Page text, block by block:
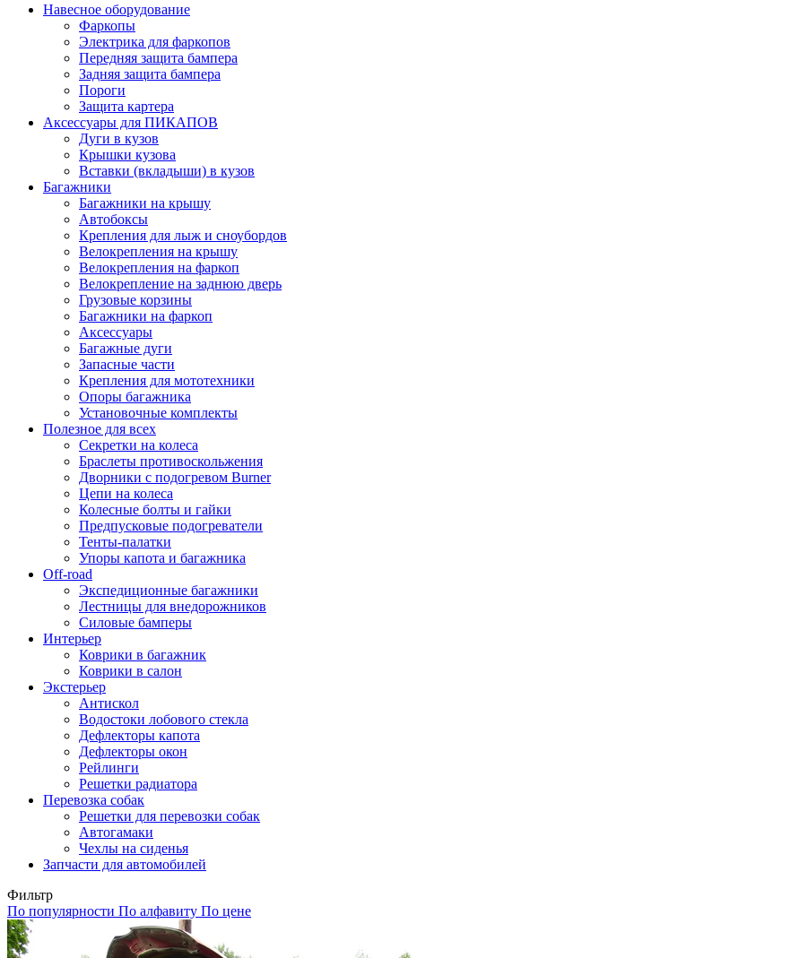
Навесное оборудование
Фаркопы
Электрика для фаркопов
Передняя защита бампера
Задняя защита бампера
Пороги
Защита картера
Аксессуары для ПИКАПОВ
Дуги в кузов
Крышки кузова
Вставки (вкладыши) в кузов
Багажники
Багажники на крышу
Автобоксы
Крепления для лыж и сноубордов
Велокрепления на крышу
Велокрепления на фаркоп
Велокрепление на заднюю дверь
Грузовые корзины
Багажники на фаркоп
Аксессуары
Багажные дуги
Запасные части
Крепления для мототехники
Опоры багажника
Установочные комплекты
Полезное для всех
Секретки на колеса
Браслеты противоскольжения
Дворники с подогревом Burner
Цепи на колеса
Колесные болты и гайки
Предпусковые подогреватели
Тенты-палатки
Упоры капота и багажника
Off-road
Экспедиционные багажники
Лестницы для внедорожников
Силовые бамперы
Интерьер
Коврики в багажник
Коврики в салон
Экстерьер
Антискол
Водостоки лобового стекла
Дефлекторы капота
Дефлекторы окон
Рейлинги
Решетки радиатора
Перевозка собак
Решетки для перевозки собак
Автогамаки
Чехлы на сиденья
Запчасти для автомобилей
Фильтр
По популярности По алфавиту По цене